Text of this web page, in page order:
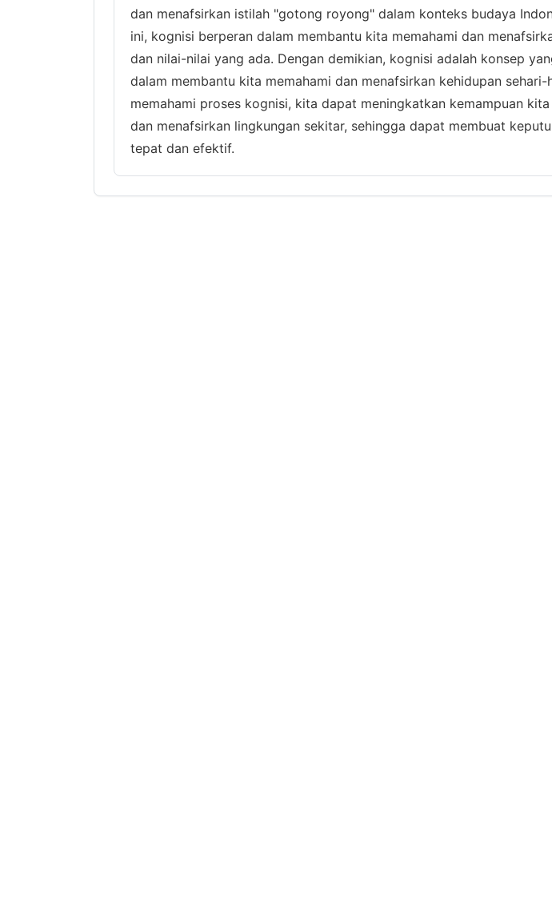
dan menafsirkan istilah "gotong royong" dalam konteks budaya
ini, kognisi berperan dalam membantu kita memahami dan
dan nilai-nilai yang ada. Dengan demikian, kognisi adalah konsep
dalam membantu kita memahami dan menafsirkan kehidupan sehari-
memahami proses kognisi, kita dapat meningkatkan kemampuan
dan menafsirkan lingkungan sekitar, sehingga dapat membuat
tepat dan efektif.